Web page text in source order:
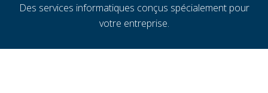
Des services informatiques conçus spécialement pour
votre entreprise.